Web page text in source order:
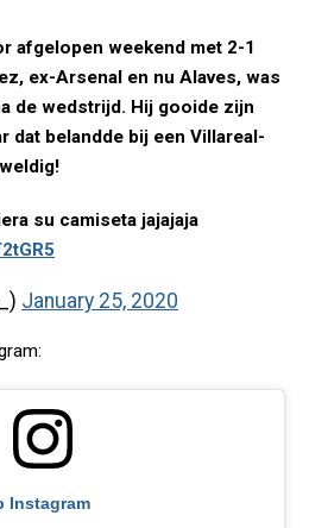
afgelopen weekend met 2-1
ex-Arsenal en nu Alaves, was
de wedstrijd. Hij gooide zijn
dat belandde bij een Villareal-
su camiseta jajajaja
January 25, 2020
Instagram